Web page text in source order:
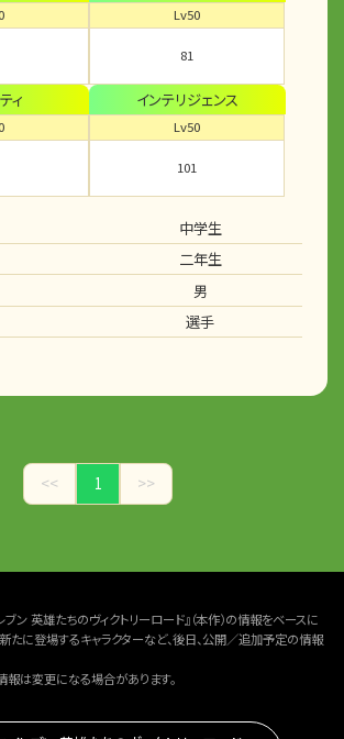
Lv50
81
ィ インテリジェンス
Lv50
101
中学生
二年生
男
選手
<< 1 >>
ン 英雄たちのヴィクトリーロード』（本作）の情報をベースに
たに登場するキャラクターなど、後日、公開／追加予定の情報
は変更になる場合があります。